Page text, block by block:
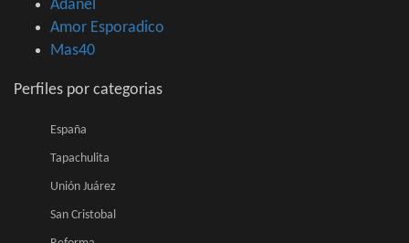
Adanel
Amor Esporadico
Mas40
Perfiles por categorias
España
Tapachulita
Unión Juárez
San Cristobal